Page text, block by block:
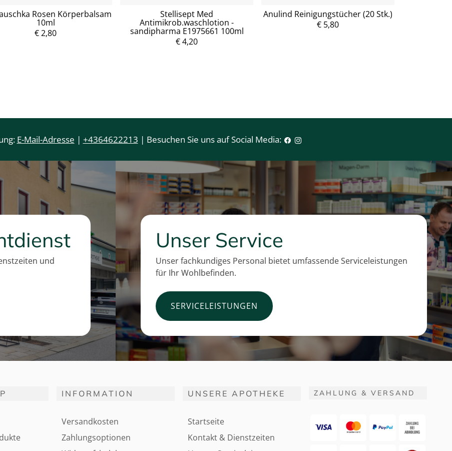
Rosen Körperbalsam
10ml
€ 2,80
Stellisept Med
Antimikrob.waschlotion -
sandipharma E1975661 100ml
€ 4,20
Anulind Reinigungstücher (20 Stk.)
€ 5,80
P P
r
e
E-Mail-Adresse | +4364622213 | Besuchen Sie uns auf Social Media:
und
Unser Service
Unser fachkundiges Personal bietet umfassende Serviceleistungen
für Ihr Wohlbefinden.
SERVICELEISTUNGEN
INFORMATION
Versandkosten
Zahlungsoptionen
UNSERE APOTHEKE
Startseite
Kontakt & Dienstzeiten
ZAHLUNG & VERSAND